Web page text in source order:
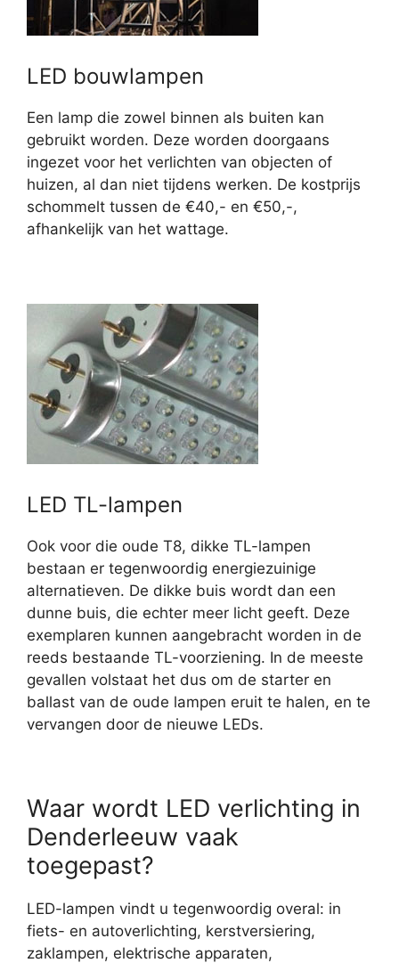
LED bouwlampen
Een lamp die zowel binnen als buiten kan
gebruikt worden. Deze worden doorgaans
ingezet voor het verlichten van objecten of
huizen, al dan niet tijdens werken. De kostprijs
schommelt tussen de €40,- en €50,-,
afhankelijk van het wattage.
LED TL-lampen
Ook voor die oude T8, dikke TL-lampen
bestaan er tegenwoordig energiezuinige
alternatieven. De dikke buis wordt dan een
dunne buis, die echter meer licht geeft. Deze
exemplaren kunnen aangebracht worden in de
reeds bestaande TL-voorziening. In de meeste
gevallen volstaat het dus om de starter en
ballast van de oude lampen eruit te halen, en te
vervangen door de nieuwe LEDs.
Waar wordt LED verlichting in
Denderleeuw vaak
toegepast?
LED-lampen vindt u tegenwoordig overal: in
fiets- en autoverlichting, kerstversiering,
zaklampen, elektrische apparaten,